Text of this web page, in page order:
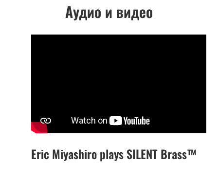
Аудио и видео
Eric Miyashiro plays SILENT Brass™